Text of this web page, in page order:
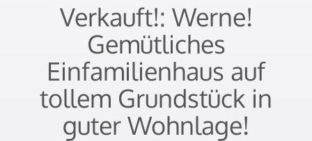
Verkauft!: Werne!
Gemütliches
Einfamilienhaus auf
tollem Grundstück in
guter Wohnlage!